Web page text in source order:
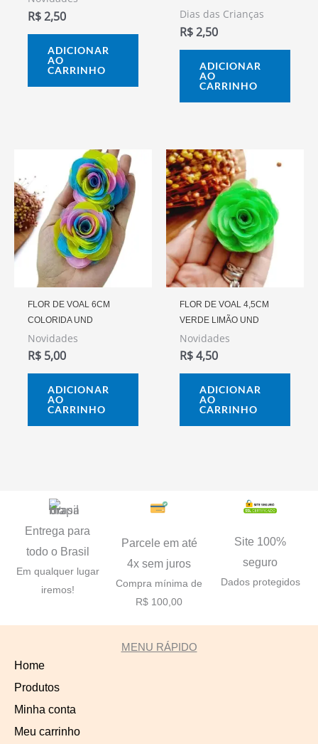
R$2,50
ADICIONAR
AO
CARRINHO
Dias das Crianças
R$2,50
ADICIONAR
AO
CARRINHO
FLOR DE VOAL 6CM
COLORIDA UND
Novidades
R$ 5,00
ADICIONAR
AO
CARRINHO
FLOR DE VOAL 4,5CM
VERDE LIMÃO UND
Novidades
R$4,50
ADICIONAR
AO
CARRINHO
Entrega para
todo o Brasil
Em qualquer lugar
iremos!
Parcele em até
4x sem juros
Compra mínima de
R$ 100,00
Site 100%
seguro
Dados protegidos
MENU RÁPIDO
Home
Produtos
Minha conta
Meu carrinho